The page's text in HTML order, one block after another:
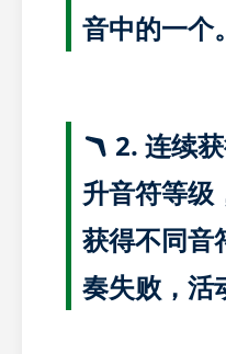
音中的一个。
🪃 2. 连续
升音符等级
获得不同音
奏失败，活